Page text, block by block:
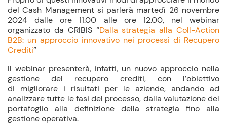
del Cash Management si parlerà martedì 26 novembre
2024 dalle ore 11.00 alle ore 12.00, nel webinar
organizzato da CRIBIS “Dalla strategia alla Coll-Action
B2B: un approccio innovativo nei processi di Recupero
Crediti”
Il webinar presenterà, infatti, un nuovo approccio nella
gestione del recupero crediti, con l’obiettivo
di migliorare i risultati per le aziende, andando ad
analizzare tutte le fasi del processo, dalla valutazione del
portafoglio alla definizione della strategia fino alla
gestione operativa.